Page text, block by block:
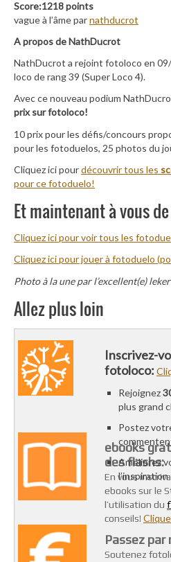
Score:1218 points
vague à l’âme parnathducrot
A propos de NathDucrot
NathDucrot a rejoint fotoloco en
loco de rang 39 (Super Loco 4).
Avec ce nouveau podium
prix sur fotoloco!
10 prix pour les défis/concours
pour les fotoduelos, 25 photos du
Cliquez ici pourdécouvrir tous les
pour ce fotoduelo!
Et maintenant à vous
Cliquez ici pour voir tous les
Cliquez ici pour jouer à fotoduelo
Photo à la une par l’excellent(e) leker
Allez plus loin
Inscrivez-
fotoloco:
Rejoignez
plus grand
Postez
Améliorez
l’inspiration
ebooks
des flashs:
En vous
ebooks sur le
l’utilisation du
conseils!
Passez par
Soutenez